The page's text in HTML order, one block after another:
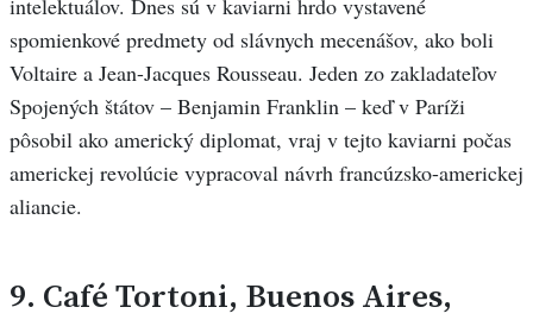
spomienkové predmety od slávnych mecenášov, ako boli
Voltaire a Jean-Jacques Rousseau. Jeden zo zakladateľov
Spojených štátov – Benjamin Franklin – keď v Paríži
pôsobil ako americký diplomat, vraj v tejto kaviarni počas
americkej revolúcie vypracoval návrh francúzsko-americkej
aliancie.
9. Café Tortoni, Buenos Aires,